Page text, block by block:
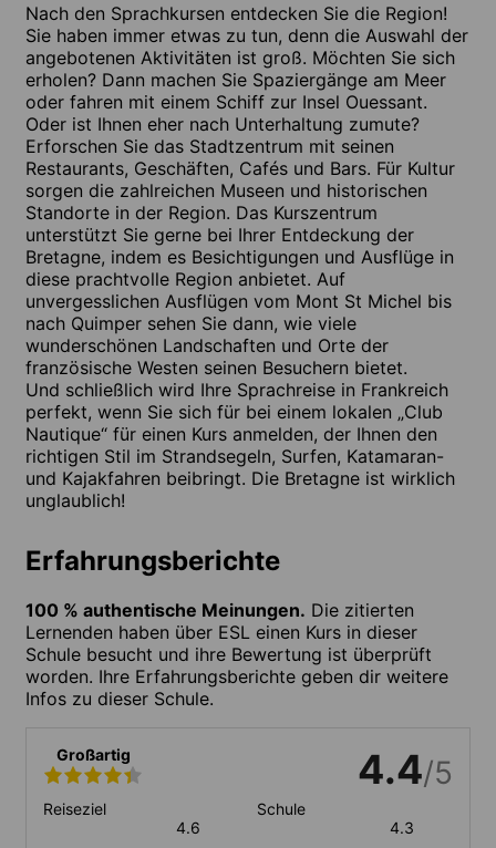
Nach den Sprachkursen entdecken Sie die Region!
Sie haben immer etwas zu tun, denn die Auswahl der
angebotenen Aktivitäten ist groß. Möchten Sie sich
erholen? Dann machen Sie Spaziergänge am Meer
oder fahren mit einem Schiff zur Insel Ouessant.
Oder ist Ihnen eher nach Unterhaltung zumute?
Erforschen Sie das Stadtzentrum mit seinen
Restaurants, Geschäften, Cafés und Bars. Für Kultur
sorgen die zahlreichen Museen und historischen
Standorte in der Region. Das Kurszentrum
unterstützt Sie gerne bei Ihrer Entdeckung der
Bretagne, indem es Besichtigungen und Ausflüge in
diese prachtvolle Region anbietet. Auf
unvergesslichen Ausflügen vom Mont St Michel bis
nach Quimper sehen Sie dann, wie viele
wunderschönen Landschaften und Orte der
französische Westen seinen Besuchern bietet.
Und schließlich wird Ihre Sprachreise in Frankreich
perfekt, wenn Sie sich für bei einem lokalen „Club
Nautique“ für einen Kurs anmelden, der Ihnen den
richtigen Stil im Strandsegeln, Surfen, Katamaran-
und Kajakfahren beibringt. Die Bretagne ist wirklich
unglaublich!
Erfahrungsberichte
100 % authentische Meinungen. Die zitierten
Lernenden haben über ESL einen Kurs in dieser
Schule besucht und ihre Bewertung ist überprüft
worden. Ihre Erfahrungsberichte geben dir weitere
Infos zu dieser Schule.
Großartig 4.4/5
Reiseziel
4.6
Schule
4.3